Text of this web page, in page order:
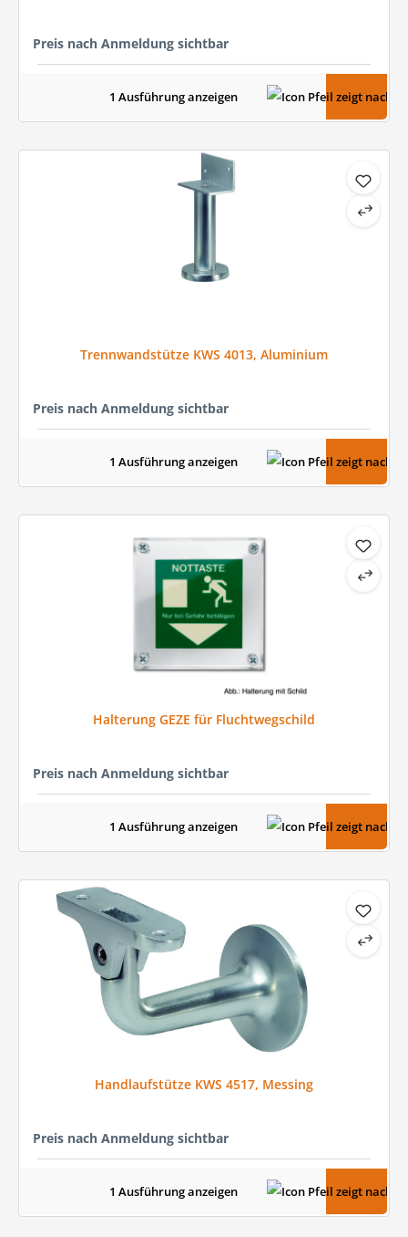
Preis nach Anmeldung sichtbar
1 Ausführung anzeigen
Trennwandstütze KWS 4013, Aluminium
Preis nach Anmeldung sichtbar
1 Ausführung anzeigen
Halterung GEZE für Fluchtwegschild
Preis nach Anmeldung sichtbar
1 Ausführung anzeigen
Handlaufstütze KWS 4517, Messing
Preis nach Anmeldung sichtbar
1 Ausführung anzeigen